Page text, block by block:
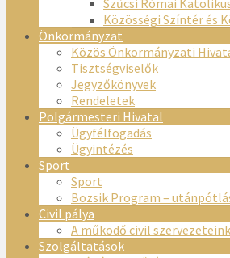
Közösségi Színtér és
Önkormányzat
Közös Önkormányzati
Tisztségviselők
Jegyzőkönyvek
Rendeletek
Polgármesteri Hivatal
Ügyfélfogadás
Ügyintézés
Sport
Sport
Bozsik Program –
Civil pálya
A működő civil szervezeteink
Szolgáltatások